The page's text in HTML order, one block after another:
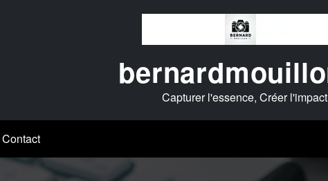
Capturer l'essence, Créer
Contact